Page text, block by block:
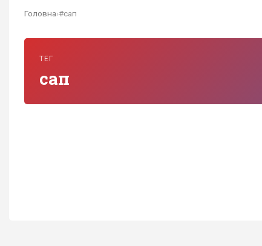
Головна›#сап
ТЕГ
сап